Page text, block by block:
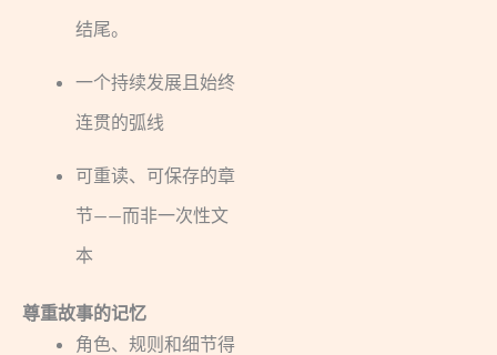
结尾。
一个持续发展且始终
连贯的弧线
可重读、可保存的章
节——而非一次性文
本
尊重故事的记忆
角色、规则和细节得